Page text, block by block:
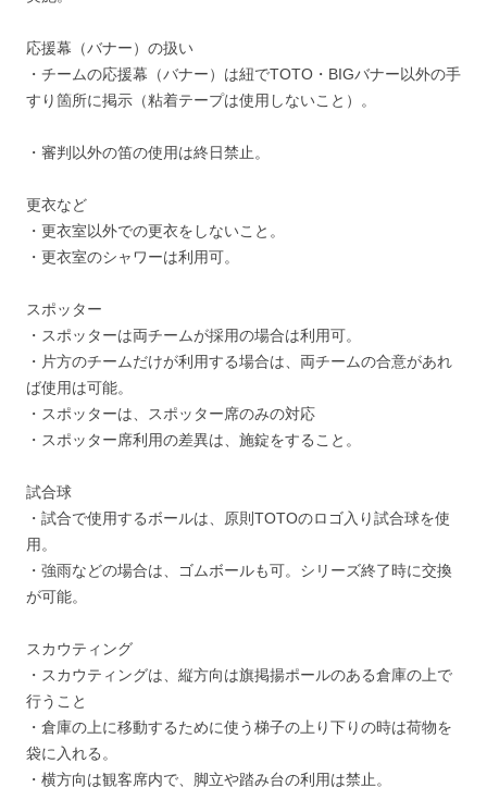
応援幕（バナー）の扱い
・チームの応援幕（バナー）は紐でTOTO・BIGバナー以外の手
すり箇所に掲示（粘着テープは使用しないこと）。
・審判以外の笛の使用は終日禁止。
更衣など
・更衣室以外での更衣をしないこと。
・更衣室のシャワーは利用可。
スポッター
・スポッターは両チームが採用の場合は利用可。
・片方のチームだけが利用する場合は、両チームの合意があれ
ば使用は可能。
・スポッターは、スポッター席のみの対応
・スポッター席利用の差異は、施錠をすること。
試合球
・試合で使用するボールは、原則TOTOのロゴ入り試合球を使
用。
・強雨などの場合は、ゴムボールも可。シリーズ終了時に交換
が可能。
スカウティング
・スカウティングは、縦方向は旗掲揚ポールのある倉庫の上で
行うこと
・倉庫の上に移動するために使う梯子の上り下りの時は荷物を
袋に入れる。
・横方向は観客席内で、脚立や踏み台の利用は禁止。